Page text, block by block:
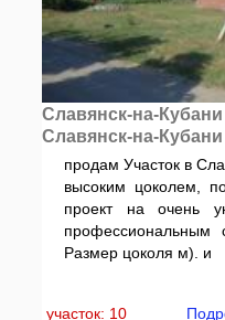
Славянск-на-
Славянск-на-
продам Участок в
высоким цоколем,
проект на очень
профессиональным
Размер цоколя м). и
участок: 10